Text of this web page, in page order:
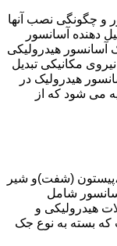
و چگونگی نصب آنها
دهنده آسانسور
هیدرولیکی
مکانیکی تبدیل
هیدرولیک در
می شود که از
(شفت)و شیر
شامل
هیدرولیکی و
بسته به نوع جک